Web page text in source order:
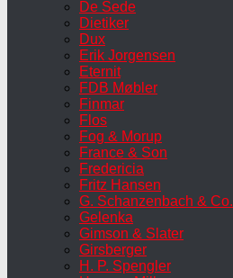
De Sede
Dietiker
Dux
Erik Jorgensen
Eternit
FDB Møbler
Finmar
Flos
Fog & Morup
France & Son
Fredericia
Fritz Hansen
G. Schanzenbach & Co.
Gelenka
Gimson & Slater
Girsberger
H. P. Spengler